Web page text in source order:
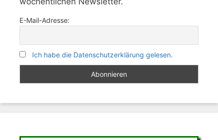
E-Mail-Adresse:
Ich habe die Datenschutzerklärung gelesen.